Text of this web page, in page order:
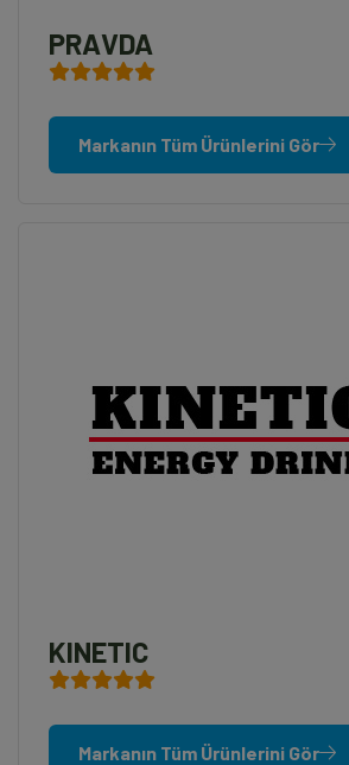
PRAVDA
Markanın Tüm Ürünlerini Gör
KINETIC
Markanın Tüm Ürünlerini Gör